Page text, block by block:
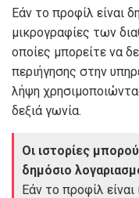
Εάν το προφίλ είναι
μικρογραφίες των
οποίες μπορείτε να
περιήγησης στην
λήψη
δεξιά γωνία.
Οι ιστορίες
δημόσιο
Εάν το προφίλ είναι